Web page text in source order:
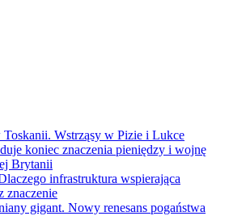
Toskanii. Wstrząsy w Pizie i Lukce
koniec znaczenia pieniędzy i wojnę
Brytanii
infrastruktura wspierająca
znaczenie
gigant. Nowy renesans pogaństwa